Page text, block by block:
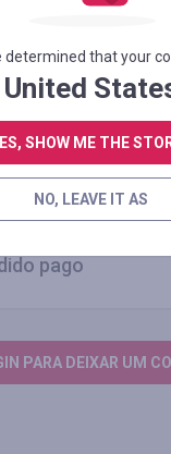
3
2
1
pago
PARA DEIXAR UM
determined that your
United
SHOW ME THE
NO, LEAVE IT AS